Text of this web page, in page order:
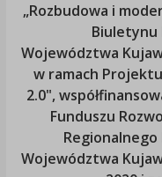
„Rozbudowa i
Biuletynu
Województwa
w ramach
2.0",
Funduszu
Województwa